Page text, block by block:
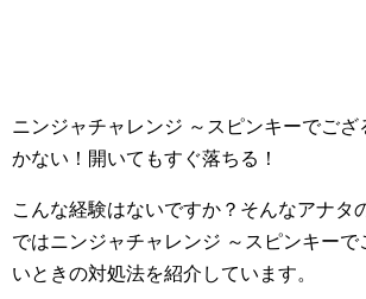
ニンジャチャレンジ ～スピンキーでござ
かない！開いてもすぐ落ちる！
こんな経験はないですか？そんなアナタ
ではニンジャチャレンジ ～スピンキーで
いときの対処法を紹介しています。